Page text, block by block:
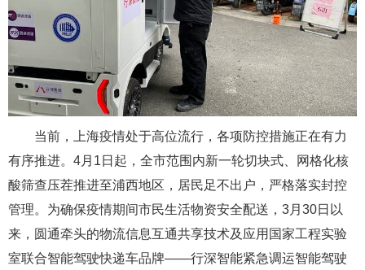
当前，上海疫情处于高位流行，各项防控措施正在有力
有序推进。4月1日起，全市范围内新一轮切块式、网格化核
酸筛查压茬推进至浦西地区，居民足不出户，严格落实封控
管理。为确保疫情期间市民生活物资安全配送，3月30日以
来，圆通牵头的物流信息互通共享技术及应用国家工程实验
室联合智能驾驶快递车品牌——行深智能紧急调运智能驾驶